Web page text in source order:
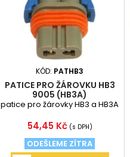
KÓD: PATHB3
PATICE PRO ŽÁROVKU HB3
9005 (HB3A)
patice pro žárovky HB3 a HB3A
Cena
54,45 Kč (s DPH)
ODEŠLEME ZÍTRA